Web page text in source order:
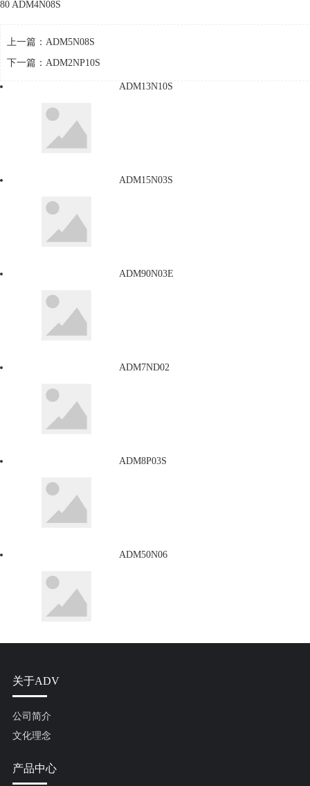
80 ADM4N08S
上一篇： ADM5N08S
下一篇： ADM2NP10S
ADM13N10S
ADM15N03S
ADM90N03E
ADM7ND02
ADM8P03S
ADM50N06
关于ADV
公司简介
文化理念
产品中心